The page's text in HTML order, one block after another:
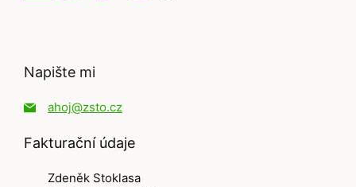
Napište mi
ahoj@zsto.cz
Fakturační údaje
Zdeněk Stoklasa